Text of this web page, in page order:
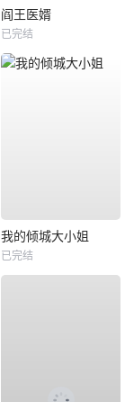
阎王医婿
已完结
我的倾城大小姐
已完结